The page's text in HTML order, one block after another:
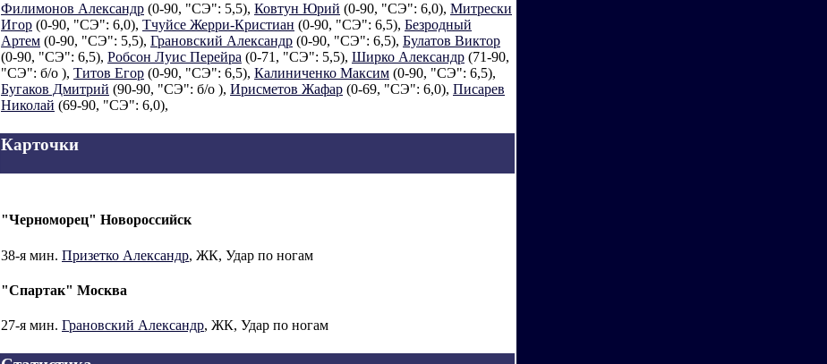
Филимонов Александр (0-90, "СЭ": 5,5), Ковтун Юрий (0-90, "СЭ": 6,0), Митрески
Игор (0-90, "СЭ": 6,0), Тчуйсе Жерри-Кристиан (0-90, "СЭ": 6,5), Безродный
Артем (0-90, "СЭ": 5,5), Грановский Александр (0-90, "СЭ": 6,5), Булатов Виктор
(0-90, "СЭ": 6,5), Робсон Луис Перейра (0-71, "СЭ": 5,5), Ширко Александр (71-90,
"СЭ": б/о ), Титов Егор (0-90, "СЭ": 6,5), Калиниченко Максим (0-90, "СЭ": 6,5),
Бугаков Дмитрий (90-90, "СЭ": б/о ), Ирисметов Жафар (0-69, "СЭ": 6,0), Писарев
Николай (69-90, "СЭ": 6,0),
Карточки
"Черноморец" Новороссийск
38-я мин. Призетко Александр, ЖК, Удар по ногам
"Спартак" Москва
27-я мин. Грановский Александр, ЖК, Удар по ногам